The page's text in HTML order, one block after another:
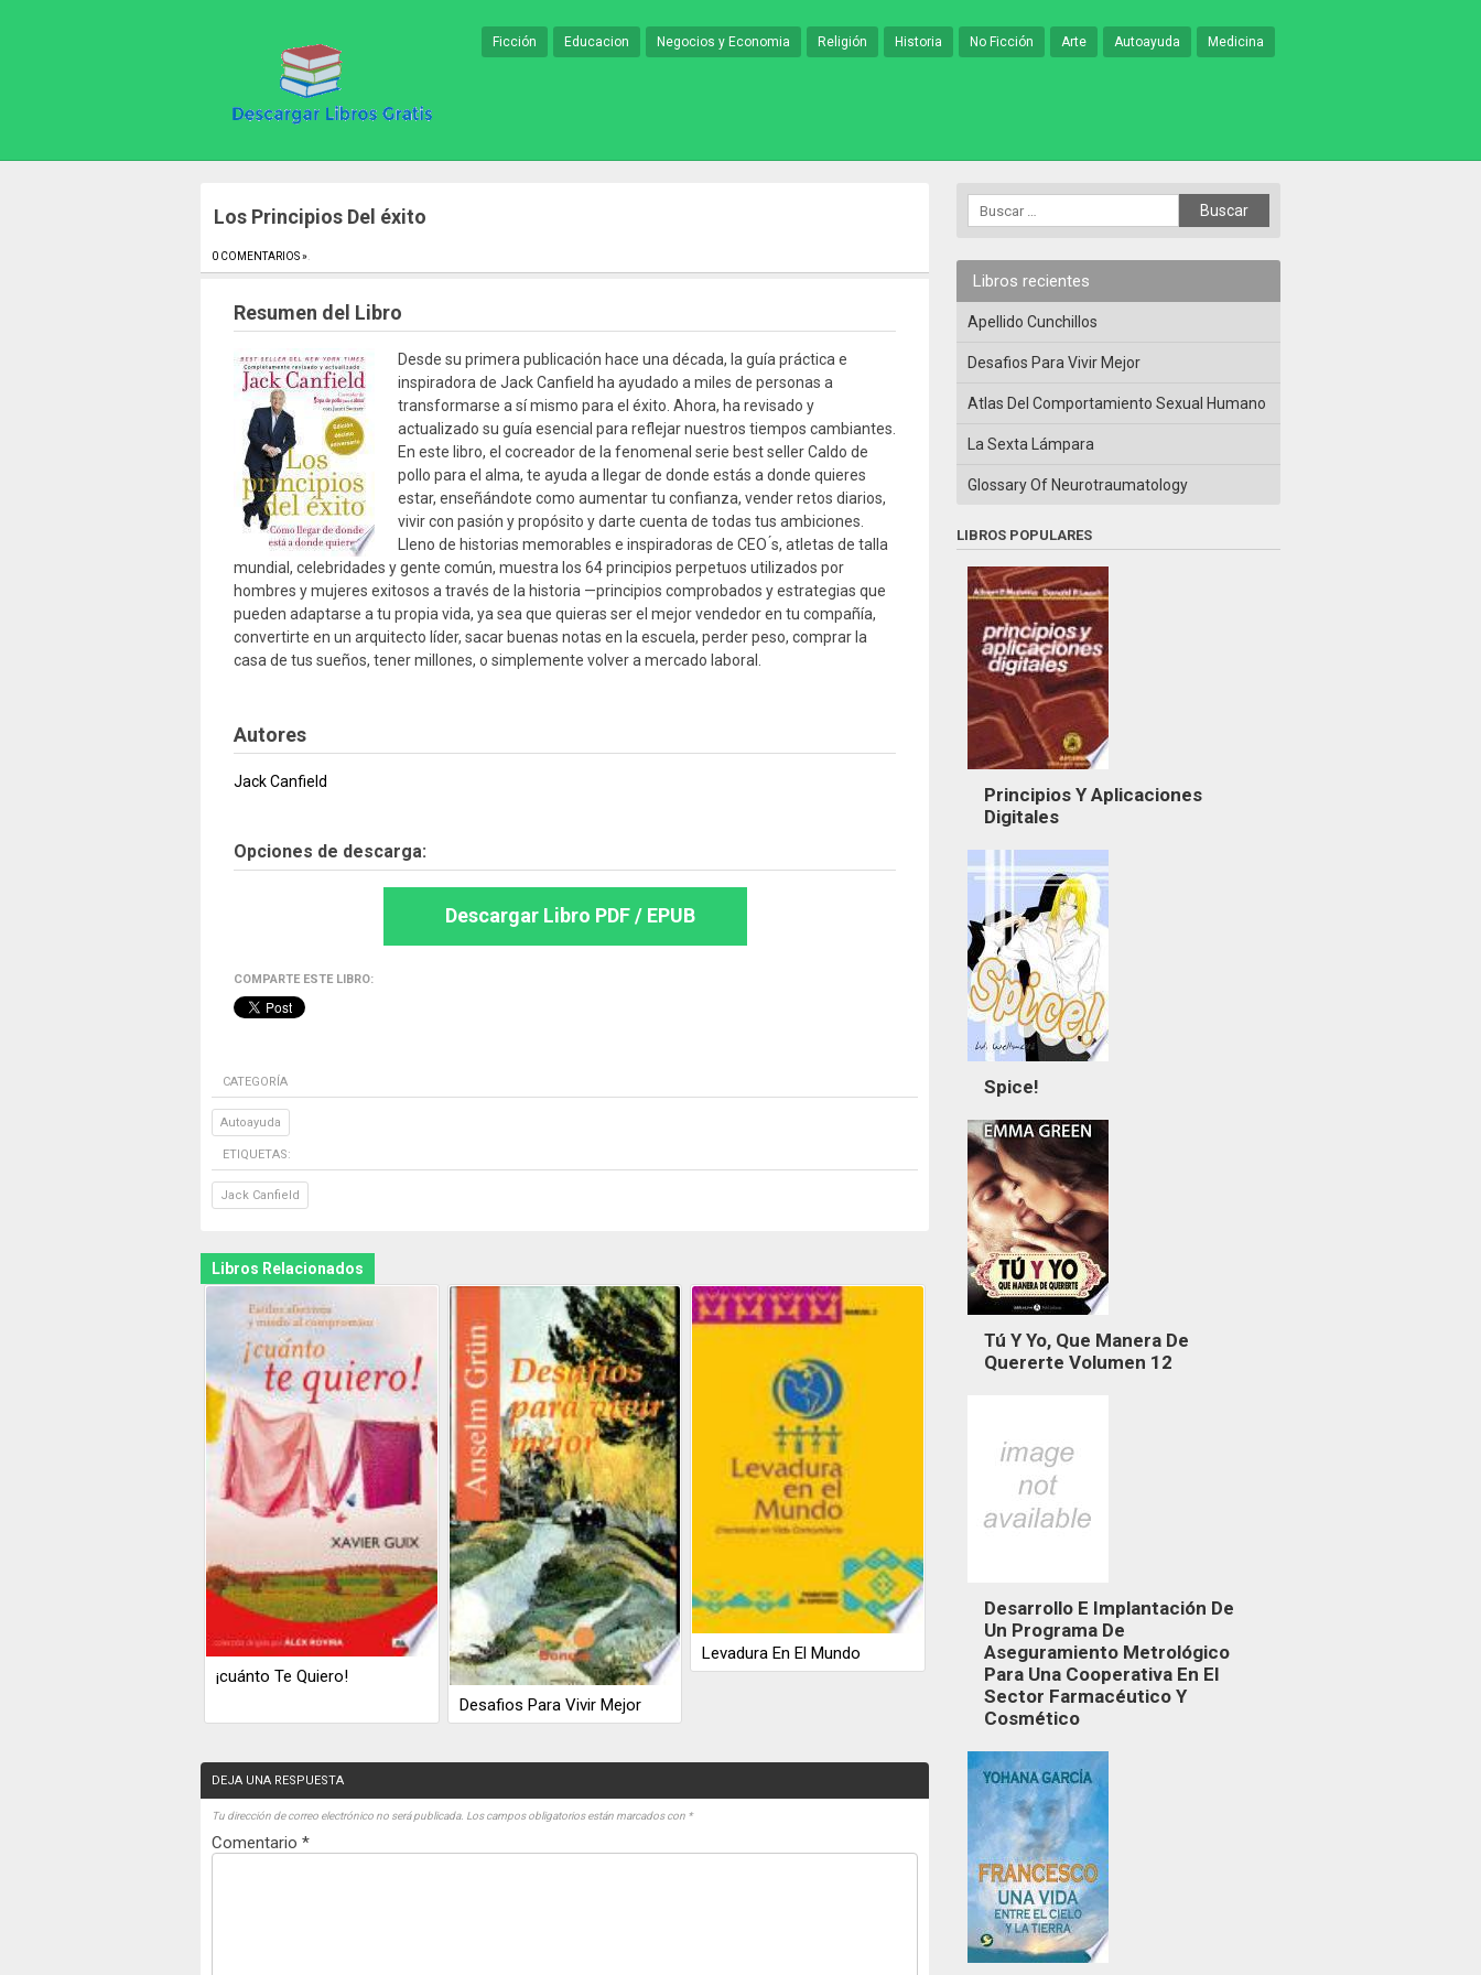
Ficción Educacion Negocios y Economia Religión Historia No Ficción Arte Autoayuda Medicina
Los Principios Del éxito
0 COMENTARIOS »
Resumen del Libro
Desde su primera publicación hace una década, la guía práctica e
inspiradora de Jack Canfield ha ayudado a miles de personas a
transformarse a sí mismo para el éxito. Ahora, ha revisado y
actualizado su guía esencial para reflejar nuestros tiempos cambiantes.
En este libro, el cocreador de la fenomenal serie best seller Caldo de
pollo para el alma, te ayuda a llegar de donde estás a donde quieres
estar, enseñándote como aumentar tu confianza, vender retos diarios,
vivir con pasión y propósito y darte cuenta de todas tus ambiciones.
Lleno de historias memorables e inspiradoras de CEO ́s, atletas de talla
mundial, celebridades y gente común, muestra los 64 principios perpetuos utilizados por
hombres y mujeres exitosos a través de la historia —principios comprobados y estrategias que
pueden adaptarse a tu propia vida, ya sea que quieras ser el mejor vendedor en tu compañía,
convertirte en un arquitecto líder, sacar buenas notas en la escuela, perder peso, comprar la
casa de tus sueños, tener millones, o simplemente volver a mercado laboral.
Autores
Jack Canfield
Opciones de descarga:
Descargar Libro PDF / EPUB
COMPARTE ESTE LIBRO:
CATEGORÍA
Autoayuda
ETIQUETAS:
Jack Canfield
Libros Relacionados
¡cuánto Te Quiero!
Desafios Para Vivir Mejor
Levadura En El Mundo
DEJA UNA RESPUESTA
Tu dirección de correo electrónico no será publicada. Los campos obligatorios están marcados con *
Comentario *
Libros recientes
Apellido Cunchillos
Desafios Para Vivir Mejor
Atlas Del Comportamiento Sexual Humano
La Sexta Lámpara
Glossary Of Neurotraumatology
LIBROS POPULARES
Principios Y Aplicaciones
Digitales
Spice!
Tú Y Yo, Que Manera De
Quererte Volumen 12
Desarrollo E Implantación De
Un Programa De
Aseguramiento Metrológico
Para Una Cooperativa En El
Sector Farmacéutico Y
Cosmético